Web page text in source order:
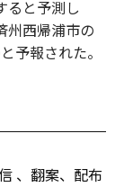
ると予測し
州西帰浦市の
予報された。
、翻案、配布